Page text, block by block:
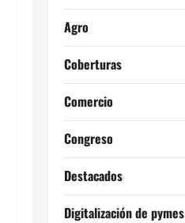
Agro
Coberturas
Comercio
Congreso
Destacados
Digitalización de pymes